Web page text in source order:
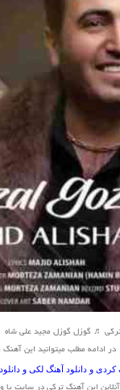
گوزل مجید علی شاه ♬ را در ادامه با
در ادامه مطلب میتوانید این آهنگ
کردی و دانلود آهنگ لکی و
این آهنگ ترکی در سایت یا